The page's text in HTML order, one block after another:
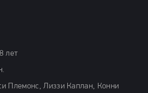
лет
Племонс, Лиззи Каплан, Конни